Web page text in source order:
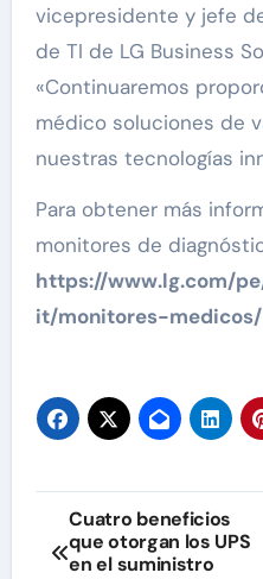
vicepresidente y jefe
de TI de LG Business
«Continuaremos
médico soluciones de
nuestras tecnologías
Para obtener más
monitores de
https://www.lg.com/
it/monitores-medicos/
Navegación
de
Cuatro beneficios
que otorgan los UPS
en el suministro